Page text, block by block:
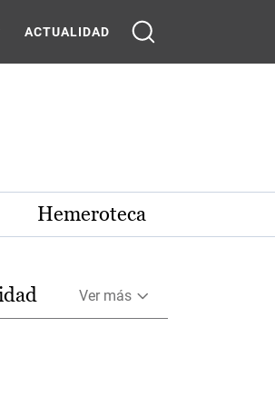
ACTUALIDAD
Hemeroteca
Ver más